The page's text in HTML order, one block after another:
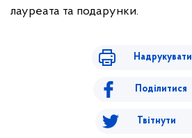
лауреата та подарунки.
Надрукувати
Поділитися
Твітнути